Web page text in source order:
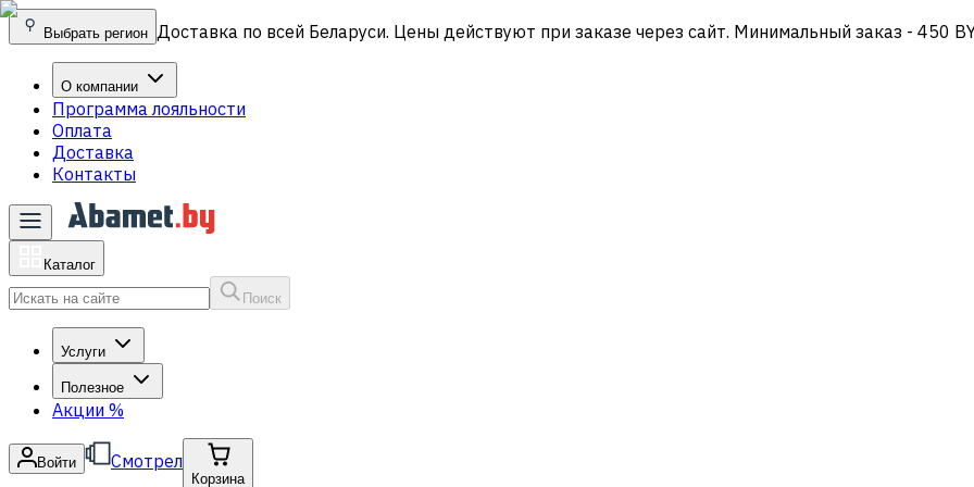
Выбрать регион Доставка по всей Беларуси. Цены действуют при заказе через сайт. Минимальный заказ - 450
О компании
Программа лояльности
Оплата
Доставка
Контакты
Каталог
Поиск
Услуги
Полезное
Акции %
Войти Смотрел
Корзина